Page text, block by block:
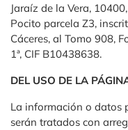
Jaraíz de la Vera,
Pocito parcela Z3,
Cáceres, al Tomo 908,
1ª, CIF B10438638.
DEL USO DE LA
La información o datos
serán tratados con